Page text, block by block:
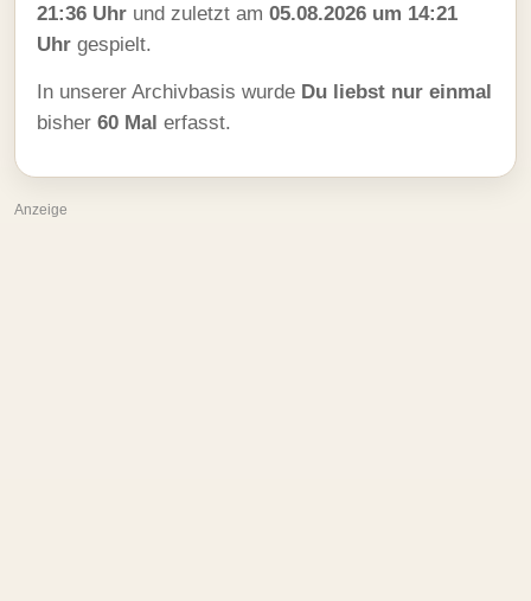
21:36 Uhr und zuletzt am 05.08.2026 um 14:21
Uhr gespielt.
In unserer Archivbasis wurde Du liebst nur einmal
bisher 60 Mal erfasst.
Anzeige